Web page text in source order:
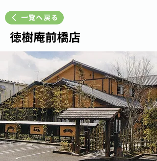
一覧へ戻る
徳樹庵前橋店